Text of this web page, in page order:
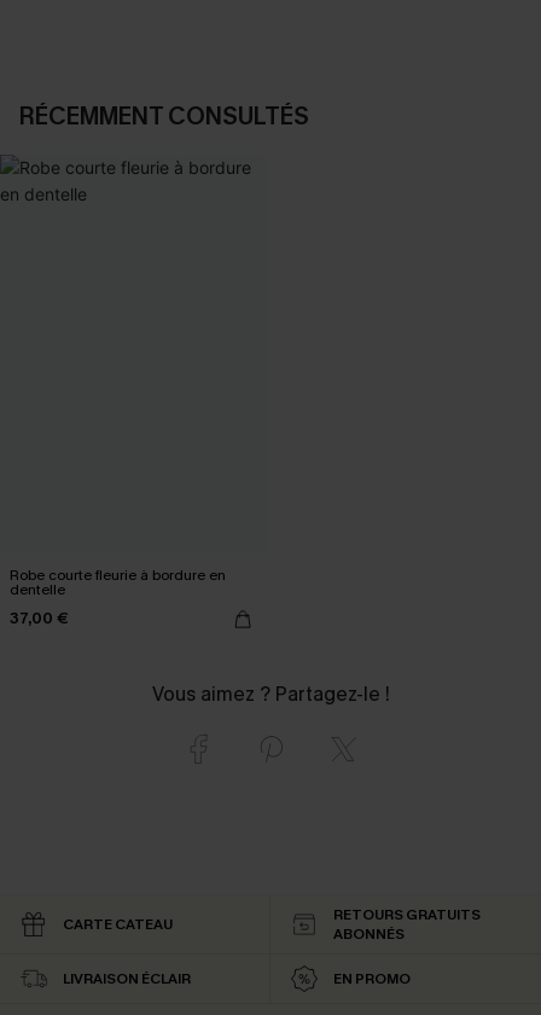
RÉCEMMENT CONSULTÉS
Robe courte fleurie à bordure en
dentelle
37,00 €
Vous aimez ? Partagez-le !
CARTE CATEAU
RETOURS GRATUITS
ABONNÉS
LIVRAISON ÉCLAIR EN PROMO